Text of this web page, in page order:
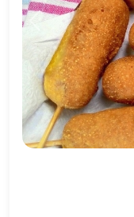
Previous